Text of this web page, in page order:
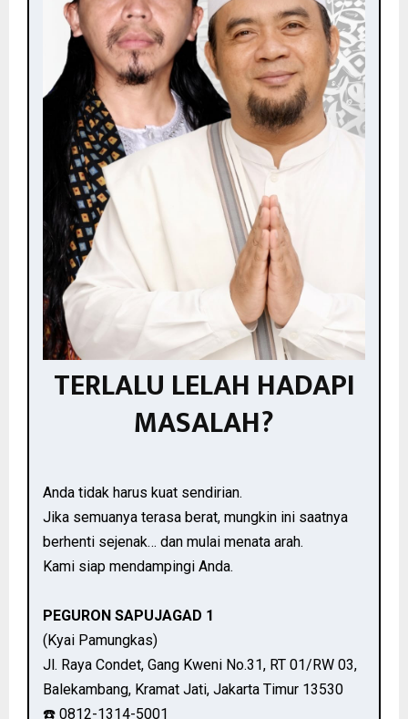
TERLALU LELAH HADAPI
MASALAH?
Anda tidak harus kuat sendirian.
Jika semuanya terasa berat, mungkin ini saatnya
berhenti sejenak… dan mulai menata arah.
Kami siap mendampingi Anda.
PEGURON SAPUJAGAD 1
(Kyai Pamungkas)
Jl. Raya Condet, Gang Kweni No.31, RT 01/RW 03,
Balekambang, Kramat Jati, Jakarta Timur 13530
☎️ 0812-1314-5001